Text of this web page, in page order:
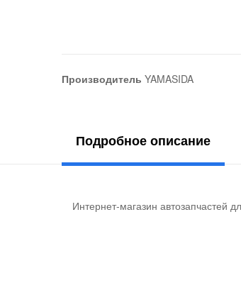
Производитель YAMASIDA
Подробное описание
Интернет-магазин автозапчастей